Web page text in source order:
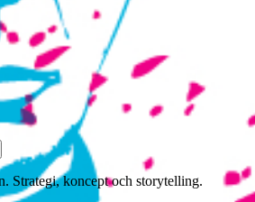
Strategi, koncept och storytelling.